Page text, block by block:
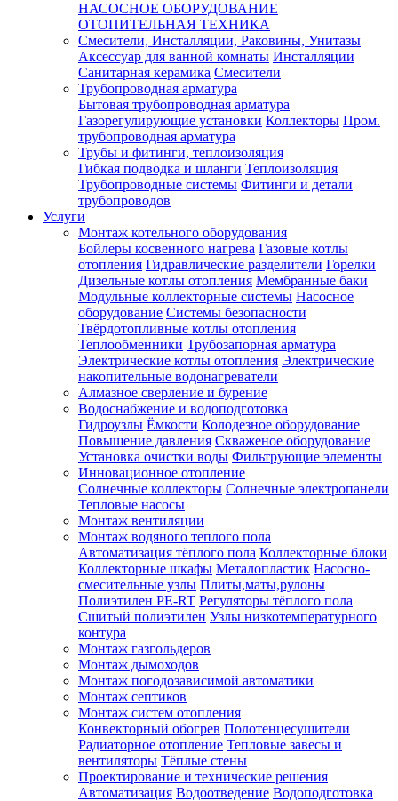
НАСОСНОЕ ОБОРУДОВАНИЕ
ОТОПИТЕЛЬНАЯ ТЕХНИКА
Смесители, Инсталляции, Раковины, Унитазы
Аксессуар для ванной комнаты Инсталляции
Санитарная керамика Смесители
Трубопроводная арматура
Бытовая трубопроводная арматура
Газорегулирующие установки Коллекторы Пром.
трубопроводная арматура
Трубы и фитинги, теплоизоляция
Гибкая подводка и шланги Теплоизоляция
Трубопроводные системы Фитинги и детали
трубопроводов
Услуги
Монтаж котельного оборудования
Бойлеры косвенного нагрева Газовые котлы
отопления Гидравлические разделители Горелки
Дизельные котлы отопления Мембранные баки
Модульные коллекторные системы Насосное
оборудование Системы безопасности
Твёрдотопливные котлы отопления
Теплообменники Трубозапорная арматура
Электрические котлы отопления Электрические
накопительные водонагреватели
Алмазное сверление и бурение
Водоснабжение и водоподготовка
Гидроузлы Ёмкости Колодезное оборудование
Повышение давления Скваженое оборудование
Установка очистки воды Фильтрующие элементы
Инновационное отопление
Солнечные коллекторы Солнечные электропанели
Тепловые насосы
Монтаж вентиляции
Монтаж водяного теплого пола
Автоматизация тёплого пола Коллекторные блоки
Коллекторные шкафы Металопластик Насосно-
смесительные узлы Плиты,маты,рулоны
Полиэтилен PE-RT Регуляторы тёплого пола
Сшитый полиэтилен Узлы низкотемпературного
контура
Монтаж газгольдеров
Монтаж дымоходов
Монтаж погодозависимой автоматики
Монтаж септиков
Монтаж систем отопления
Конвекторный обогрев Полотенцесушители
Радиаторное отопление Тепловые завесы и
вентиляторы Тёплые стены
Проектирование и технические решения
Автоматизация Водоотведение Водоподготовка